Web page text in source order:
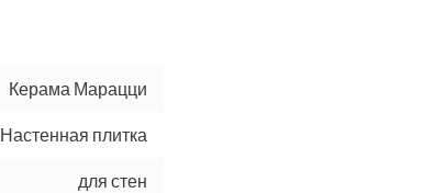
Керама Марацци
Настенная плитка
для стен